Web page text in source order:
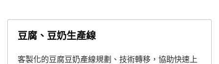
豆腐、豆奶生產線
客製化的豆腐豆奶產線規劃、技術轉移，協助快速上